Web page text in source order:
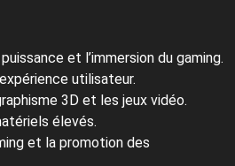
et l’immersion du gaming.
utilisateur.
3D et les jeux vidéo.
élevés.
et la promotion des